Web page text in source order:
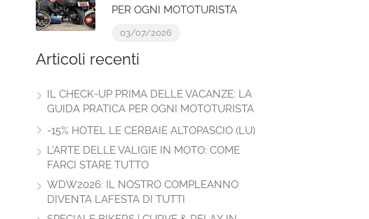
PER OGNI MOTOTURISTA
03/07/2026
Articoli recenti
IL CHECK-UP PRIMA DELLE VACANZE: LA
GUIDA PRATICA PER OGNI MOTOTURISTA
-15% HOTEL LE CERBAIE ALTOPASCIO (LU)
L’ARTE DELLE VALIGIE IN MOTO: COME
FARCI STARE TUTTO
WDW2026: IL NOSTRO COMPLEANNO
DIVENTA LAFESTA DI TUTTI